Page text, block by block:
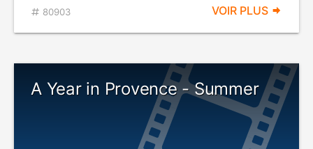
80903 VOIR PLUS
A Year in Provence - Summer